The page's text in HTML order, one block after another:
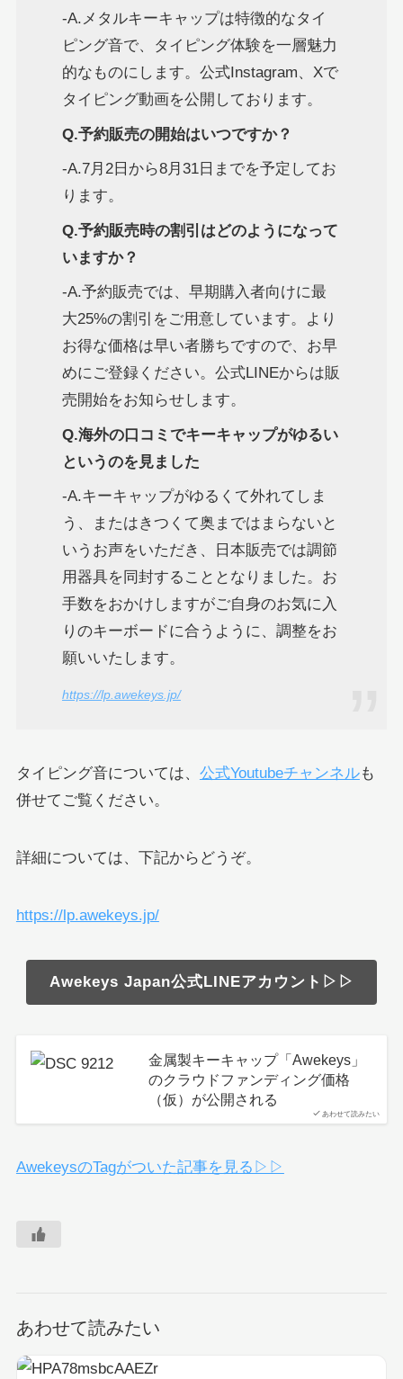
-A.メタルキーキャップは特徴的なタイ
ピング音で、タイピング体験を一層魅力
的なものにします。公式Instagram、Xで
タイピング動画を公開しております。
Q.予約販売の開始はいつですか？
-A.7月2日から8月31日までを予定してお
ります。
Q.予約販売時の割引はどのようになって
いますか？
-A.予約販売では、早期購入者向けに最
大25%の割引をご用意しています。より
お得な価格は早い者勝ちですので、お早
めにご登録ください。公式LINEからは販
売開始をお知らせします。
Q.海外の口コミでキーキャップがゆるい
というのを見ました
-A.キーキャップがゆるくて外れてしま
う、またはきつくて奥まではまらないと
いうお声をいただき、日本販売では調節
用器具を同封することとなりました。お
手数をおかけしますがご自身のお気に入
りのキーボードに合うように、調整をお
願いいたします。
https://lp.awekeys.jp/
タイピング音については、 公式Youtubeチャンネルも
併せてご覧ください。
詳細については、下記からどうぞ。
https://lp.awekeys.jp/
Awekeys Japan公式LINEアカウント▷▷
あわせて読みたい
金属製キーキャップ「Awekeys」
のクラウドファンディング価格
（仮）が公開される
AwekeysのTagがついた記事を見る▷▷
あわせて読みたい